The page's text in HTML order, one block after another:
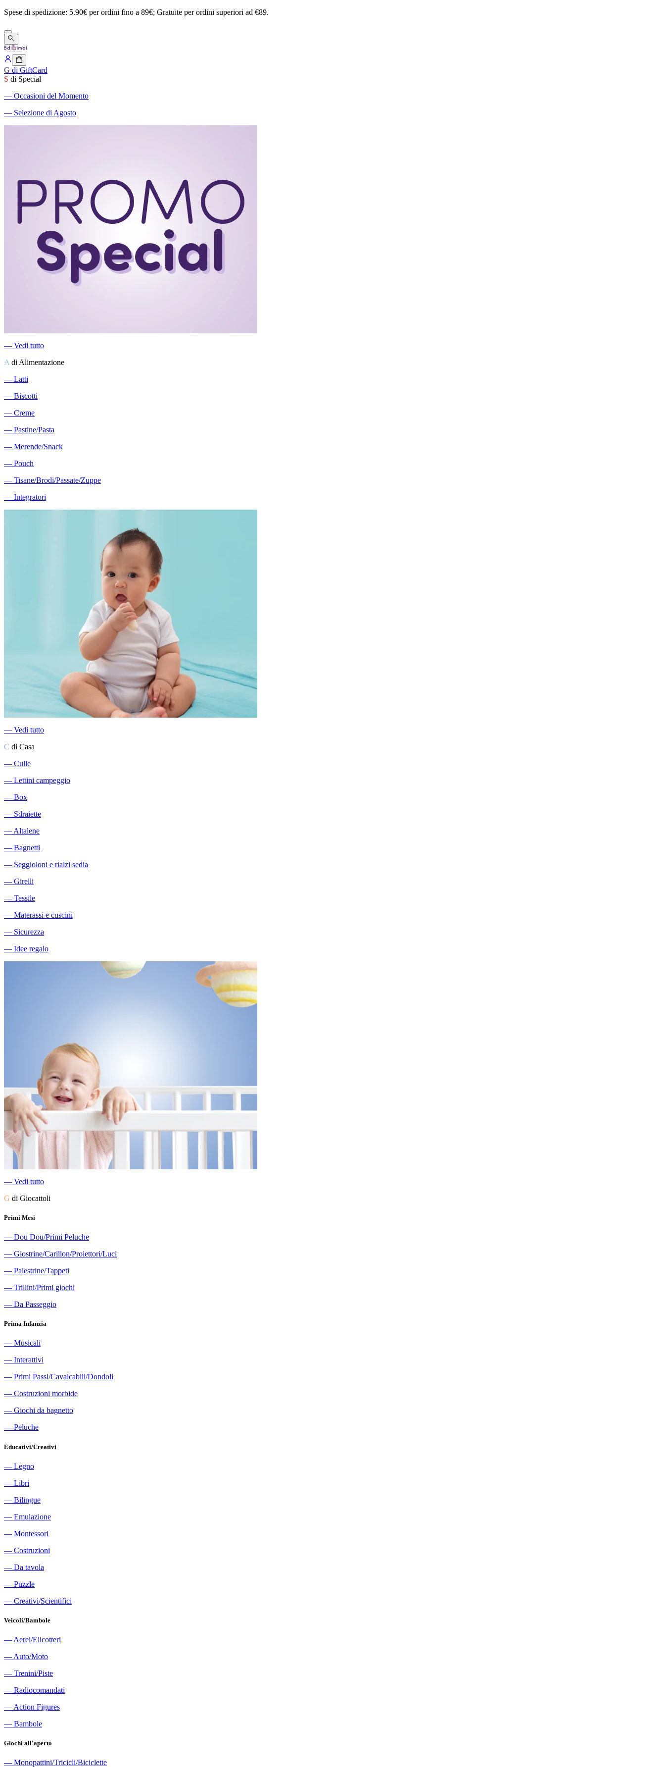
Spese di spedizione: 5.90€ perordini fino a 89€; Gratuite perordini superiori ad €89.
G di GiftCard
S di Special
― Occasioni del Momento
― Selezione di Agosto
― Vedi tutto
A di Alimentazione
― Latti
― Biscotti
― Creme
― Pastine/Pasta
― Merende/Snack
― Pouch
― Tisane/Brodi/Passate/Zuppe
― Integratori
― Vedi tutto
C di Casa
― Culle
― Lettini campeggio
― Box
― Sdraiette
― Altalene
― Bagnetti
― Seggioloni e rialzi sedia
― Girelli
― Tessile
― Materassi e cuscini
― Sicurezza
― Idee regalo
― Vedi tutto
G di Giocattoli
Primi Mesi
― Dou Dou/Primi Peluche
― Giostrine/Carillon/Proiettori/Luci
― Palestrine/Tappeti
― Trillini/Primi giochi
― Da Passeggio
Prima Infanzia
― Musicali
― Interattivi
― Primi Passi/Cavalcabili/Dondoli
― Costruzioni morbide
― Giochi da bagnetto
― Peluche
Educativi/Creativi
― Legno
― Libri
― Bilingue
― Emulazione
― Montessori
― Costruzioni
― Da tavola
― Puzzle
― Creativi/Scientifici
Veicoli/Bambole
― Aerei/Elicotteri
― Auto/Moto
― Trenini/Piste
― Radiocomandati
― Action Figures
― Bambole
Giochi all'aperto
― Monopattini/Tricicli/Biciclette